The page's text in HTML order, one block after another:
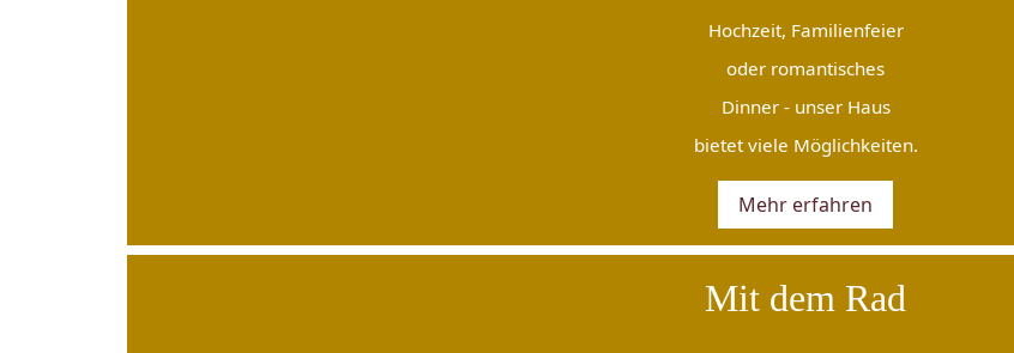
Hochzeit, Familienfeier
oder romantisches
Dinner - unser Haus
bietet viele Möglichkeiten.
Mehr erfahren
Mit dem Rad